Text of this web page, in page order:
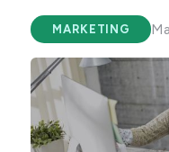
MARKETING